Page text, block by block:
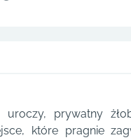
uroczy, prywatny
które pragnie